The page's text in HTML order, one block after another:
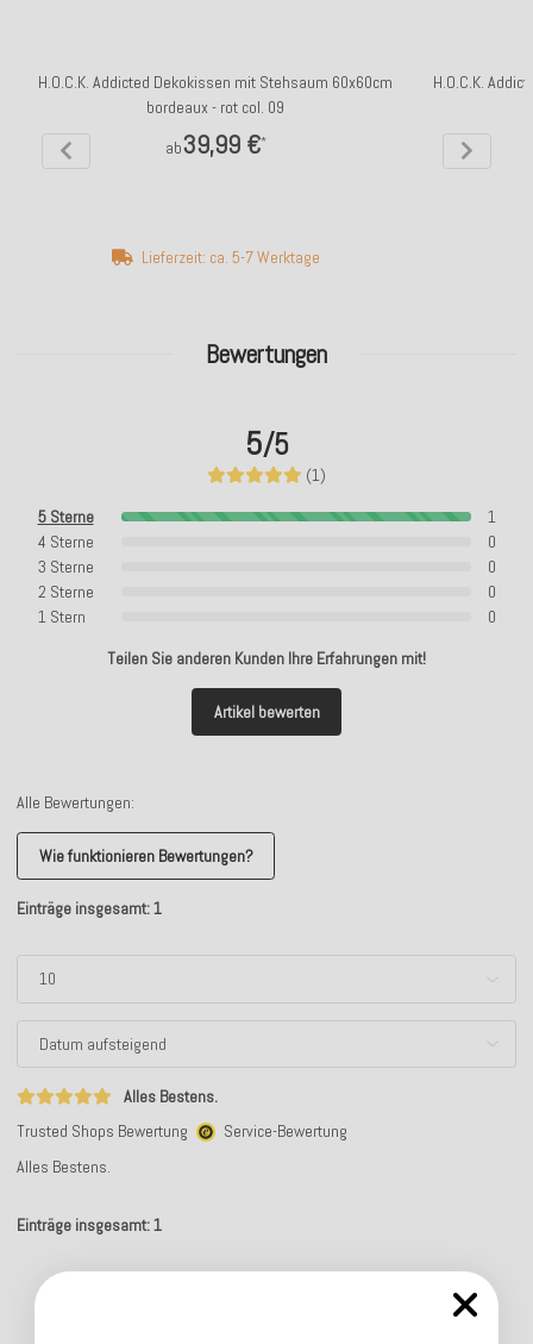
Bewertungen
5/5
(1)
5 Sterne
1
4 Sterne
0
3 Sterne
0
2 Sterne
0
1 Stern
0
Teilen Sie anderen Kunden Ihre Erfahrungen mit!
Artikel bewerten
Alle Bewertungen:
Wie funktionieren Bewertungen?
Einträge insgesamt: 1
Alles Bestens.
Trusted Shops Bewertung
Service-Bewertung
Alles Bestens.
Einträge insgesamt: 1
H.O.C.K. Addicted Dekokissen mit Stehsaum 60x60cm
bordeaux - rot col. 09
ab39,99 €*
Lieferzeit: ca. 5-7 Werktage
H.O.C.K.